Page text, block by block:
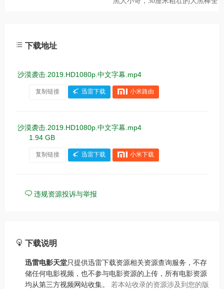
下载地址
沙漠袭击.2019.HD1080p.中文字幕.mp4
复制链接 迅雷下载 小米路由
沙漠袭击.2019.HD1080p.中文字幕.mp4
1.94 GB
复制链接 迅雷下载 小米下载
违规资源投诉与举报
下载说明
迅雷电影天堂只提供迅雷下载资源相关资源查询服务，不存
储任何电影视频，也不参与电影资源的上传，所有电影资源
均从第三方视频网站收集。 若本站收录的资源涉及到您的版